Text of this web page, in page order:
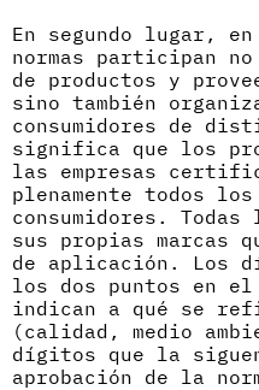
En segundo lugar,
normas participan
de productos y
sino también
consumidores de
significa que los
las empresas
plenamente todos
consumidores.
sus propias marcas
de aplicación. Los
los dos puntos en el
indican a qué se
(calidad, medio
dígitos que la
aprobación de la